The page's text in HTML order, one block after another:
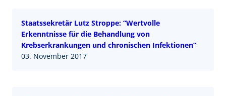
Staatssekretär Lutz Stroppe: “Wertvolle
Erkenntnisse für die Behandlung von
Krebserkrankungen und chronischen Infektionen”
03. November 2017